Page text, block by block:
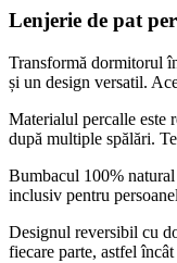
Lenjerie de pat
Transformă dormitorul
și un design versatil.
Materialul percalle este
după multiple spălări.
Bumbacul 100%
inclusiv pentru
Designul reversibil cu
fiecare parte, astfel